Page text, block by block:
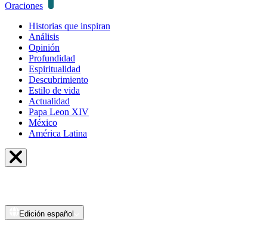
Oraciones
Historias que inspiran
Análisis
Opinión
Profundidad
Espiritualidad
Descubrimiento
Estilo de vida
Actualidad
Papa Leon XIV
México
América Latina
Edición español